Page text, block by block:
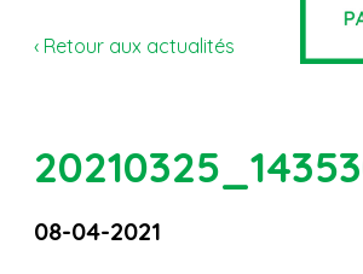
‹ Retour aux actualités
08-04-2021